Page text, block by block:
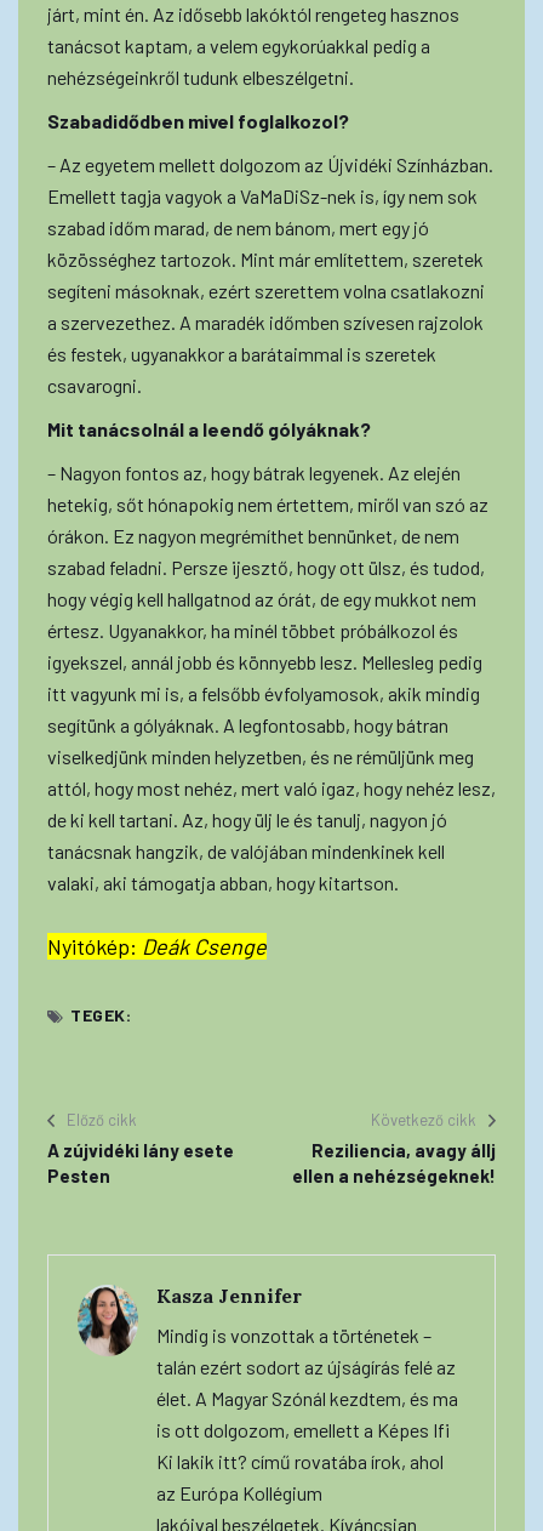
járt, mint én. Az idősebb lakóktól rengeteg hasznos
tanácsot kaptam, a velem egykorúakkal pedig a
nehézségeinkről tudunk elbeszélgetni.
Szabadidődben mivel foglalkozol?
– Az egyetem mellett dolgozom az Újvidéki Színházban.
Emellett tagja vagyok a VaMaDiSz-nek is, így nem sok
szabad időm marad, de nem bánom, mert egy jó
közösséghez tartozok. Mint már említettem, szeretek
segíteni másoknak, ezért szerettem volna csatlakozni
a szervezethez. A maradék időmben szívesen rajzolok
és festek, ugyanakkor a barátaimmal is szeretek
csavarogni.
Mit tanácsolnál a leendő gólyáknak?
– Nagyon fontos az, hogy bátrak legyenek. Az elején
hetekig, sőt hónapokig nem értettem, miről van szó az
órákon. Ez nagyon megrémíthet bennünket, de nem
szabad feladni. Persze ijesztő, hogy ott ülsz, és tudod,
hogy végig kell hallgatnod az órát, de egy mukkot nem
értesz. Ugyanakkor, ha minél többet próbálkozol és
igyekszel, annál jobb és könnyebb lesz. Mellesleg pedig
itt vagyunk mi is, a felsőbb évfolyamosok, akik mindig
segítünk a gólyáknak. A legfontosabb, hogy bátran
viselkedjünk minden helyzetben, és ne rémüljünk meg
attól, hogy most nehéz, mert való igaz, hogy nehéz lesz,
de ki kell tartani. Az, hogy ülj le és tanulj, nagyon jó
tanácsnak hangzik, de valójában mindenkinek kell
valaki, aki támogatja abban, hogy kitartson.
Nyitókép: Deák Csenge
TEGEK:
Előző cikk
A zújvidéki lány esete
Pesten
Következő cikk
Reziliencia, avagy állj
ellen a nehézségeknek!
Kasza Jennifer
Mindig is vonzottak a történetek –
talán ezért sodort az újságírás felé az
élet. A Magyar Szónál kezdtem, és ma
is ott dolgozom, emellett a Képes Ifi
Ki lakik itt? című rovatába írok, ahol
az Európa Kollégium
lakóival beszélgetek. Kíváncsian